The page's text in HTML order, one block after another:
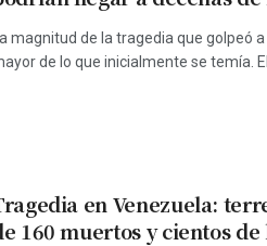
La magnitud de la tragedia que golpeó
de lo que inicialmente se temía.
en Venezuela:
160 muertos y cientos